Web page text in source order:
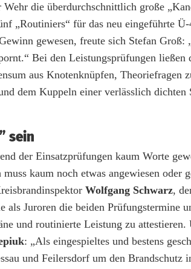
die überdurchschnittlich große
„Routiniers“ für das neu eingeführte
gewesen, freute sich Stefan Groß:
Bei den Leistungsprüfungen ließen
aus Knotenknüpfen, Theoriefragen
dem Kuppeln einer verlässlich
sein
der Einsatzprüfungen kaum Worte
kaum noch etwas angewiesen oder
Wolfgang Schwarz,
als Juroren die beiden Prüfungstermine
und routinierte Leistung zu
: „Als eingespieltes und bestens
und Feilersdorf um den Brandschutz